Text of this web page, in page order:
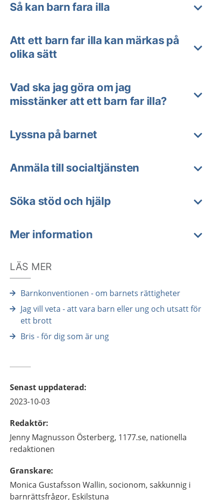
Så kan barn fara illa
Att ett barn far illa kan märkas på
olika sätt
Vad ska jag göra om jag
misstänker att ett barn far illa?
Lyssna på barnet
Anmäla till socialtjänsten
Söka stöd och hjälp
Mer information
LÄS MER
Barnkonventionen - om barnets rättigheter
Jag vill veta - att vara barn eller ung och utsatt för
ett brott
Bris - för dig som är ung
Senast uppdaterad:
2023-10-03
Redaktör:
Jenny Magnusson Österberg, 1177.se, nationella
redaktionen
Granskare:
Monica Gustafsson Wallin, socionom, sakkunnig i
barnrättsfrågor, Eskilstuna